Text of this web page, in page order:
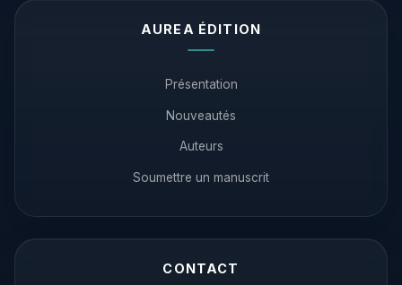
AUREA ÉDITION
Présentation
Nouveautés
Auteurs
Soumettre un manuscrit
CONTACT